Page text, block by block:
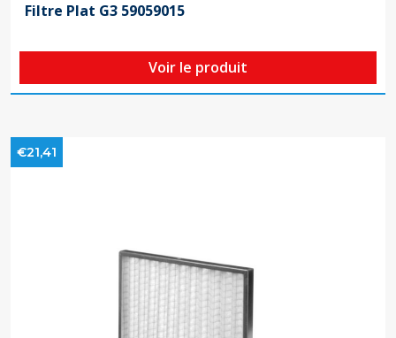
Filtre Plat G3 59059015
Voir le produit
€21,41